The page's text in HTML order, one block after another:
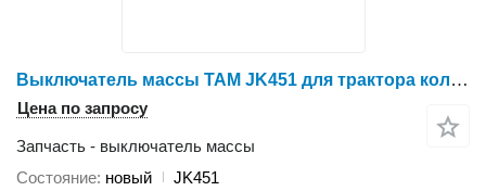
Выключатель массы TAM JK451 для трактора колесного YTO X1304
Цена по запросу
Запчасть - выключатель массы
Состояние новый
JK451